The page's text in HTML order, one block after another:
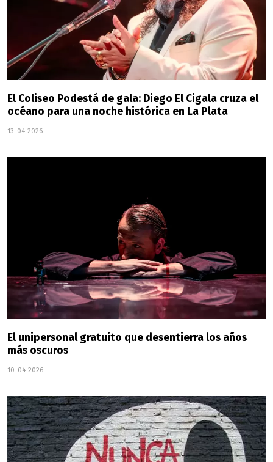
El Coliseo Podestá de gala: Diego El Cigala cruza el
océano para una noche histórica en La Plata
13-04-2026
El unipersonal gratuito que desentierra los años
más oscuros
10-04-2026